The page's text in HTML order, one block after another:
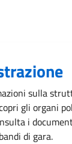
sulla
gli organi
i
di gara.